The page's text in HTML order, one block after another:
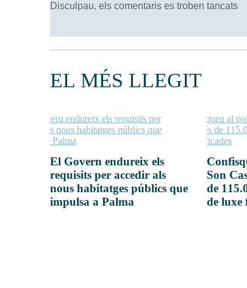
Disculpau, els comentaris es troben tancats
EL MÉS LLEGIT
El Govern endureix els
requisits per accedir als
nous habitatges públics que
impulsa a Palma
Son
de
de luxe